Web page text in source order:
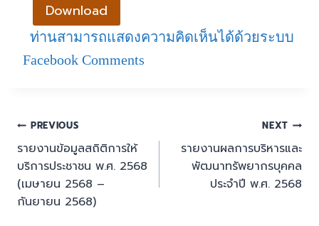
Download
ท่านสามารถแสดงความคิดเห็นได้ด้วยระบบ
Facebook Comments
PREVIOUS
รายงานข้อมูลสถิติการให้
บริการประชาชน พ.ศ. 2568
(เมษายน 2568 –
กันยายน 2568)
NEXT
รายงานผลการบริหารและ
พัฒนาทรัพยากรบุคคล
ประจำปี พ.ศ. 2568